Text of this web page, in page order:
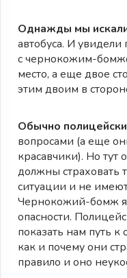
Однажды мы
автобуса. И
с чернокожим-
место, а еще двое
этим двоим в
Обычно
вопросами (а еще
красавчики). Но тут
должны страховать
ситуации и не
Чернокожий-бомж
опасности.
показать нам путь к
как и почему они
правило и оно